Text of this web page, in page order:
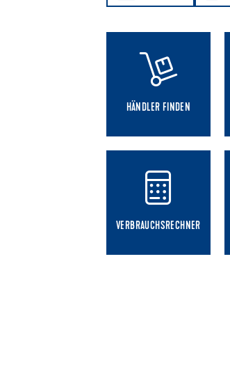
HÄNDLER FINDEN
VERBRAUCHSRECHNER